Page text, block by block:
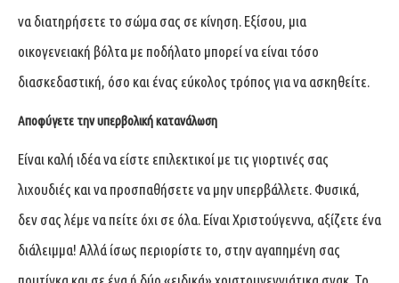
να διατηρήσετε το σώμα σας σε κίνηση. Εξίσου, μια
οικογενειακή βόλτα με ποδήλατο μπορεί να είναι τόσο
διασκεδαστική, όσο και ένας εύκολος τρόπος για να ασκηθείτε.
Αποφύγετε την υπερβολική κατανάλωση
Είναι καλή ιδέα να είστε επιλεκτικοί με τις γιορτινές σας
λιχουδιές και να προσπαθήσετε να μην υπερβάλλετε. Φυσικά,
δεν σας λέμε να πείτε όχι σε όλα. Είναι Χριστούγεννα, αξίζετε ένα
διάλειμμα! Αλλά ίσως περιορίστε το, στην αγαπημένη σας